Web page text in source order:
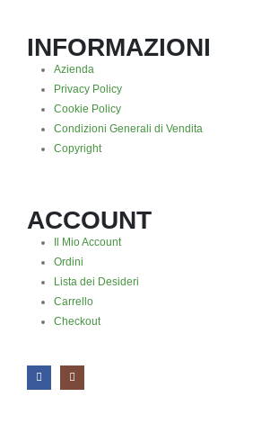
INFORMAZIONI
Azienda
Privacy Policy
Cookie Policy
Condizioni Generali di Vendita
Copyright
ACCOUNT
Il Mio Account
Ordini
Lista dei Desideri
Carrello
Checkout